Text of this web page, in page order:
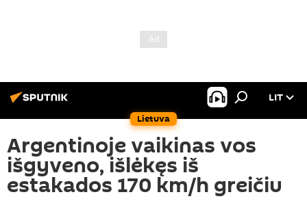
Lietuva
LIT
Argentinoje vaikinas vos
išgyveno, išlėkęs iš
estakados 170 km/h greičiu